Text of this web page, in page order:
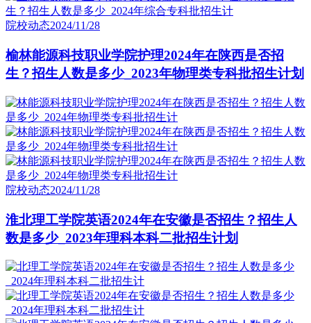
院校动态2024/11/28
榆林能源科技职业学院护理2024年在陕西是否招
生？招生人数是多少_2023年物理类专科批招生计划
院校动态2024/11/28
淮北理工学院英语2024年在安徽是否招生？招生人
数是多少_2023年理科本科二批招生计划